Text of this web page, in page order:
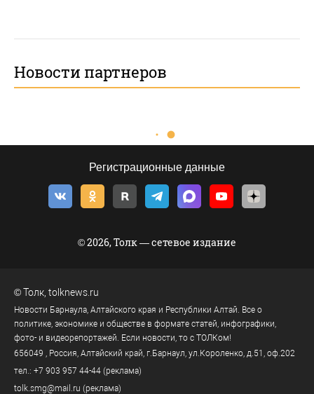
Новости партнеров
Регистрационные данные
© 2026, Толк — сетевое издание
©Толк tolknews.ru
Новости Барнаула, Алтайского края и Республики Алтай. Все о
политике, экономике и обществе в формате статей, инфографики,
фото- и видеорепортажей. Если новости, то с ТОЛКом!
656049 , Россия, Алтайский край, г.Барнаул, ул.Короленко, д.51, оф.202
тел.: +7 903 957 44-44 (реклама)
tolk.smg@mail.ru (реклама)